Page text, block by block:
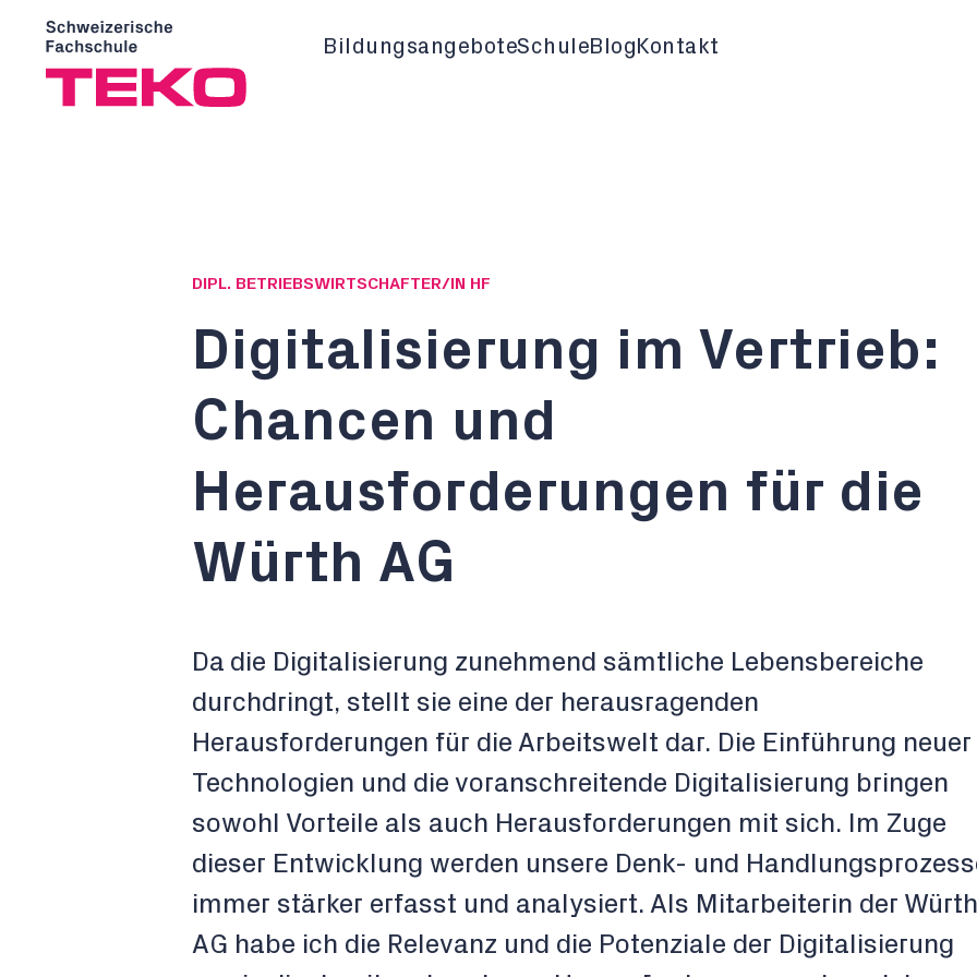
BildungsangeboteSchule Blog Kontakt
DIPL. BETRIEBSWIRTSCHAFTER/IN HF
Digitalisierung im Vertrieb:
Chancen und
Herausforderungen für die
Würth AG
Da die Digitalisierung zunehmend sämtliche Lebensbereiche
durchdringt, stellt sie eine der herausragenden
Herausforderungen für die Arbeitswelt dar. Die Einführung neuer
Technologien und die voranschreitende Digitalisierung bringen
sowohl Vorteile als auch Herausforderungen mit sich. Im Zuge
dieser Entwicklung werden unsere Denk- und
immer stärker erfasst und analysiert. Als Mitarbeiterin der Würth
AG habe ich die Relevanz und die Potenziale der Digitalisierung